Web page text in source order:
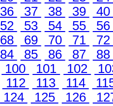
36 37 38 39
40
52 53 54 55
56
68 69 70 71
72
84 85 86 87
88
100 101 102
112 113 114
124 125 126